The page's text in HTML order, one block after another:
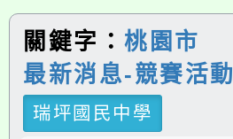
關鍵字：桃園市
最新消息-競賽活動
瑞坪國民中學